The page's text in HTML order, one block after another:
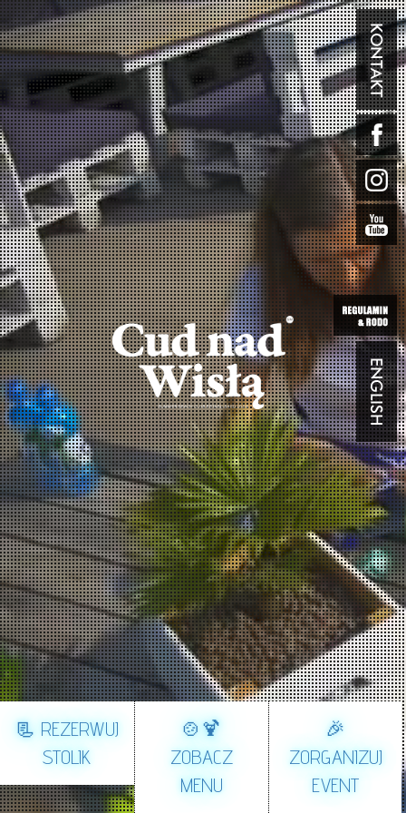
📃 REZERWUJ
STOLIK
🍲🍹
ZOBACZ
MENU
🎉
ZORGANIZUJ
EVENT